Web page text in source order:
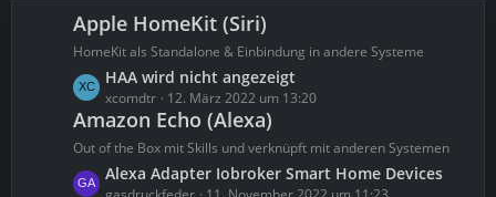
r
ä
g
e
e
B
e
i
t
r
ä
g
e
Apple HomeKit (Siri)
HomeKit als Standalone & Einbindung in andere Systeme
L
e
t
z
e
HAA wird nicht angezeigt
xcomdtr 12. März 2022 um 13:20
Amazon Echo (Alexa)
Out of the Box mit Skills und verknüpft mit anderen Systemen
L
Alexa Adapter Iobroker Smart Home Devices